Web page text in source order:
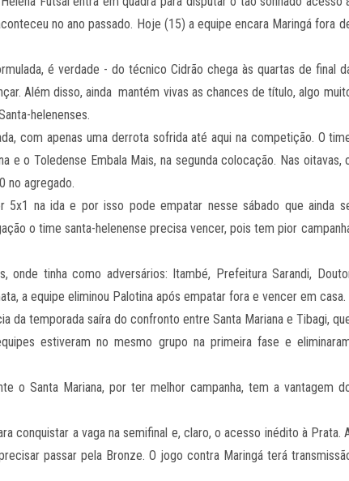
no ano passado. Hoje (15) a equipe encara Maringá fora
é verdade - do técnico Cidrão chega às quartas de final
Além disso, ainda mantém vivas as chances de título, algo
helenenses.
com apenas uma derrota sofrida até aqui na competição. O
e o Toledense Embala Mais, na segunda colocação. Nas oitavas,
no agregado.
5x1 na ida e por isso pode empatar nesse sábado que ainda
o time santa-helenense precisa vencer, pois tem pior
tinha como adversários: Itambé, Prefeitura Sarandi,
a equipe eliminou Palotina após empatar fora e vencer em casa.
da temporada saíra do confronto entre Santa Mariana e Tibagi,
estiveram no mesmo grupo na primeira fase e
o Santa Mariana, por ter melhor campanha, tem a vantagem
conquistar a vaga na semifinal e, claro, o acesso inédito à Prata.
passar pela Bronze. O jogo contra Maringá terá